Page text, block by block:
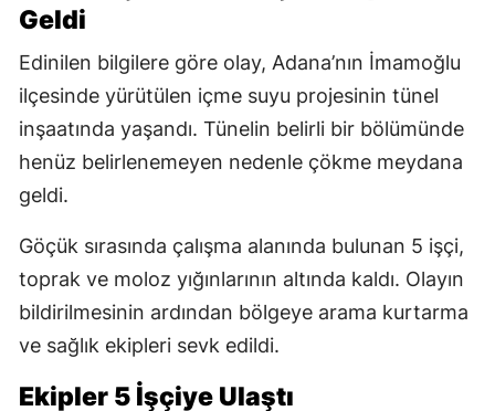
Geldi
Edinilen bilgilere göre olay, Adana’nın İmamoğlu
ilçesinde yürütülen içme suyu projesinin tünel
inşaatında yaşandı. Tünelin belirli bir bölümünde
henüz belirlenemeyen nedenle çökme meydana
geldi.
Göçük sırasında çalışma alanında bulunan 5 işçi,
toprak ve moloz yığınlarının altında kaldı. Olayın
bildirilmesinin ardından bölgeye arama kurtarma
ve sağlık ekipleri sevk edildi.
Ekipler 5 İşçiye Ulaştı